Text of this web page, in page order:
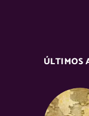
ÚLTIMOS